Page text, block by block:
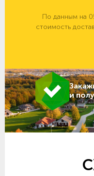
По данным на
стоимость
и